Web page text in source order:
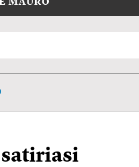
MAURO
satiriasi